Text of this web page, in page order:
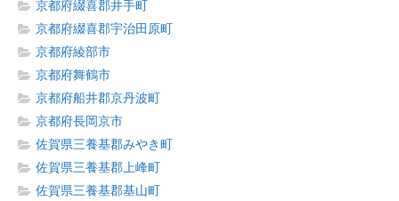
京都府綴喜郡井手町
京都府綴喜郡宇治田原町
京都府綾部市
京都府舞鶴市
京都府船井郡京丹波町
京都府長岡京市
佐賀県三養基郡みやき町
佐賀県三養基郡上峰町
佐賀県三養基郡基山町